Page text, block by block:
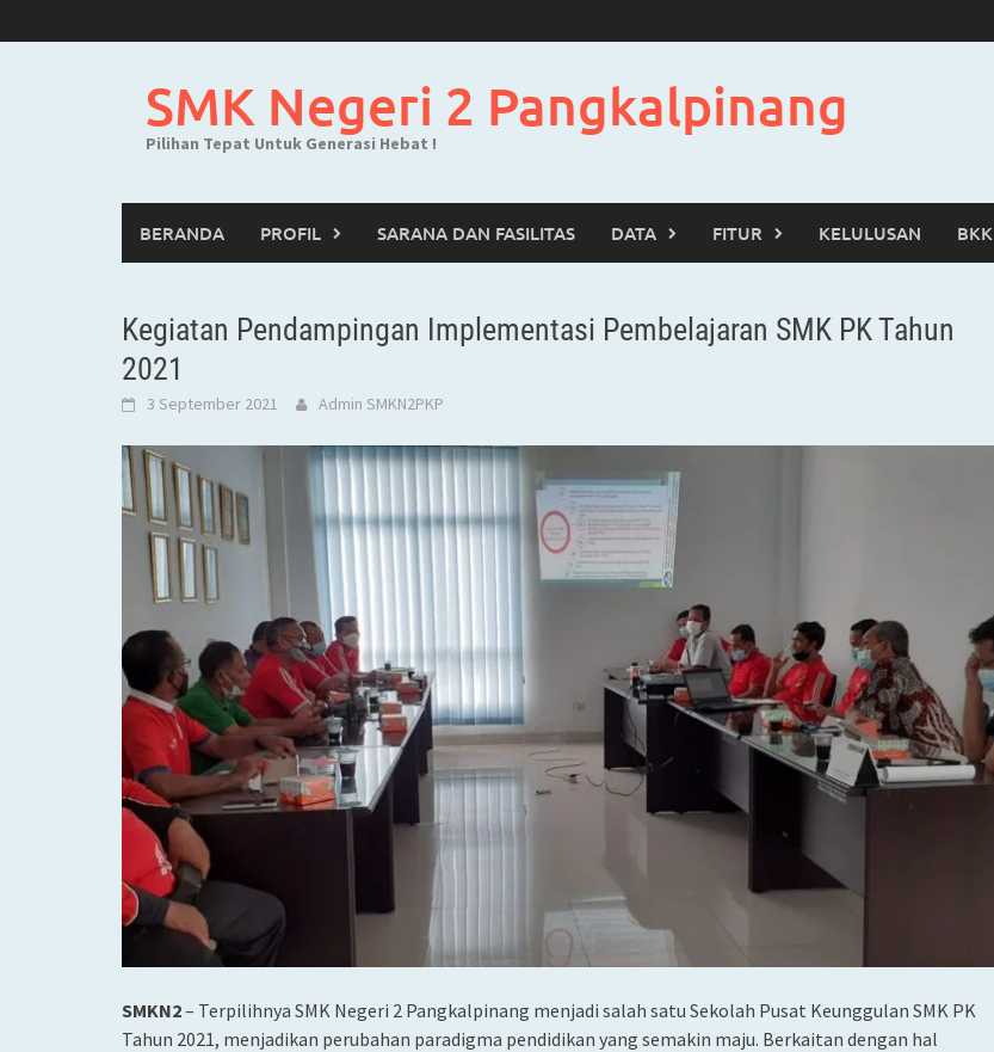
to
SMK Negeri 2 Pangkalpinang
Pilihan Tepat Untuk Generasi Hebat !
BERANDA PROFIL SARANA DAN FASILITAS DATA FITUR KELULUSAN BKK
Kegiatan Pendampingan Implementasi Pembelajaran SMK PK Tahun
2021
3 September 2021 Admin SMKN2PKP
SMKN2– Terpilihnya SMK Negeri 2 Pangkalpinang menjadi salah satu Sekolah Pusat Keunggulan SMK PK
Tahun 2021, menjadikan perubahan paradigma pendidikan yang semakin maju. Berkaitan dengan hal